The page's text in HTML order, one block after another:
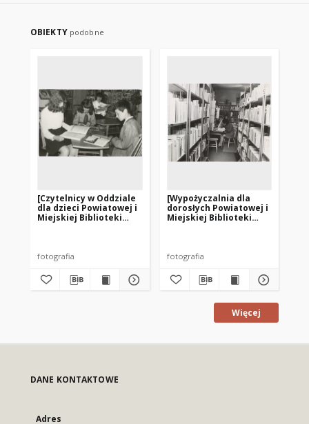
OBIEKTY podobne
[Czytelnicy w Oddziale
dla dzieci Powiatowej i
Miejskiej Biblioteki
fotografia
[Wypożyczalnia dla
dorosłych Powiatowej i
Miejskiej Biblioteki
fotografia
Więcej
DANE KONTAKTOWE
Adres